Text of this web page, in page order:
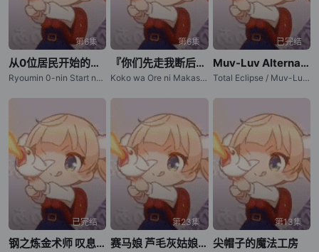
第6集
从0位居民开始的边境领主大人
Ryoumin 0-nin Start no Henkyou Ryoushu-sama
第6集
『你们先走我断后』，于是10年后我成为了传说
Koko wa Ore ni Makasete Saki ni Ike to Itte kara 10-nen ga Tattara Densetsu ni Natteita
已完结
Muv-Luv Alternative Total Eclipse
Total Eclipse / Muv-Luv ATE / マブラヴ オルタネイティヴ トータル・イクリプス
已完结
钢之炼金术师 叹息之丘的圣星
第23集
赛马娘 芦毛灰姑娘 第2部分
第13集
尖帽子的魔法工房